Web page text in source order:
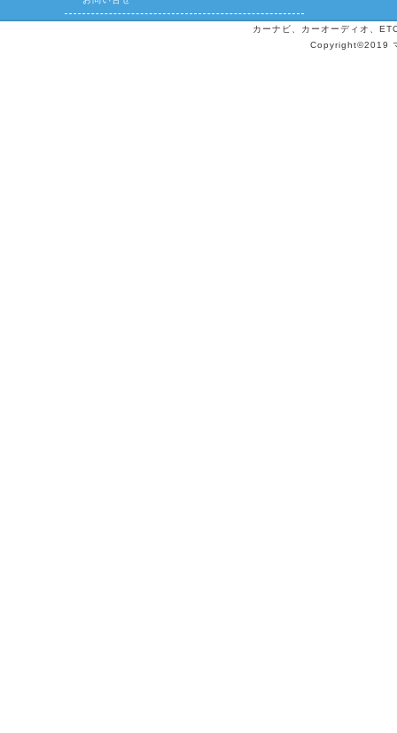
カーナビ、カーオーディオ、
Copyright©2019